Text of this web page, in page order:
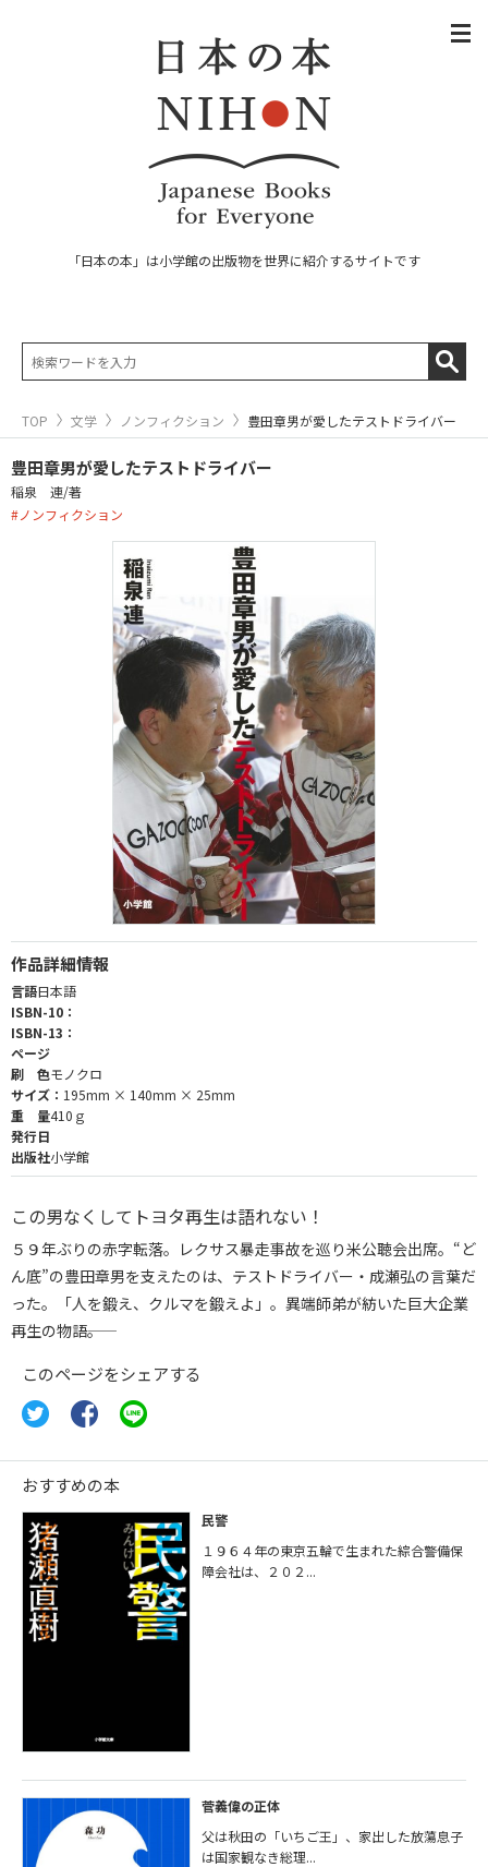
「日本の本」は小学館の出版物を世界に紹介するサイトです
TOP 文学 ノンフィクション 豊田章男が愛したテストドライバー
豊田章男が愛したテストドライバー
稲泉 連/著
#ノンフィクション
作品詳細情報
言語日本語
ISBN-10：
ISBN-13：
ページ
刷 色モノクロ
サイズ： 195mm × 140mm × 25mm
重 量410ｇ
発行日
出版社小学館
この男なくしてトヨタ再生は語れない！
５９年ぶりの赤字転落。レクサス暴走事故を巡り米公聴会出席。“ど
ん底”の豊田章男を支えたのは、テストドライバー・成瀬弘の言葉だ
った。「人を鍛え、クルマを鍛えよ」。異端師弟が紡いた巨大企業
再生の物語――。
このページをシェアする
おすすめの本
民警
１９６４年の東京五輪で生まれた綜合警備保
障会社は、２０２...
菅義偉の正体
父は秋田の「いちご王」、家出した放蕩息子
は国家観なき総理...